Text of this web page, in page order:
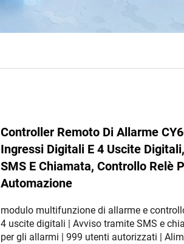
Controller Remoto Di Allarme
Ingressi Digitali E 4 Uscite
SMS E Chiamata, Controllo Relè
Automazione
modulo multifunzione di allarme e
4 uscite digitali | Avviso tramite SMS e
per gli allarmi | 999 utenti autorizzati |